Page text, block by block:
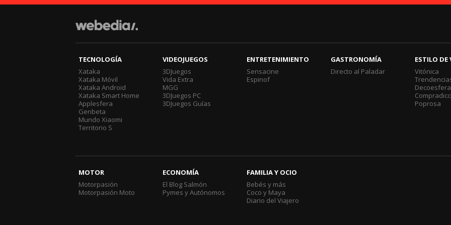
TECNOLOGÍA
Xataka
Xataka Móvil
Xataka Android
Xataka Smart Home
Applesfera
Genbeta
Mundo Xiaomi
Territorio S
VIDEOJUEGOS
3DJuegos
Vida Extra
MGG
3DJuegos PC
3DJuegos Guías
ENTRETENIMIENTO
Sensacine
Espinof
GASTRONOMÍA
Directo al Paladar
ESTILO DE
Vitónica
Decoesfera
Poprosa
MOTOR
Motorpasión
Motorpasión Moto
ECONOMÍA
El Blog Salmón
Pymes y Autónomos
FAMILIA Y OCIO
Bebés y más
Coco y Maya
Diario del Viajero